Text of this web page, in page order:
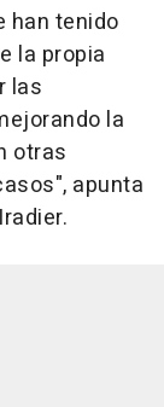
han tenido
la propia
las
la
otras
apunta